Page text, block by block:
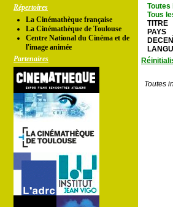
Répertoires
La Cinémathèque française
La Cinémathèque de Toulouse
Centre National du Cinéma et de
l'image animée
Partenaires
Toutes
Tous
TITRE
PAYS
Toutes